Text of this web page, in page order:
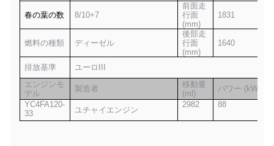
春の葉の数 8/10+7
前面走
行面
(mm)
1831
燃料の種類 ディーゼル
後部走
行面
(mm)
1640
排放基準
ユーロIII
エンジンモ
デル
製造者
移動量
(ml)
パワー (kW)
YC4FA120-
33
ユチャイエンジン
2982 88